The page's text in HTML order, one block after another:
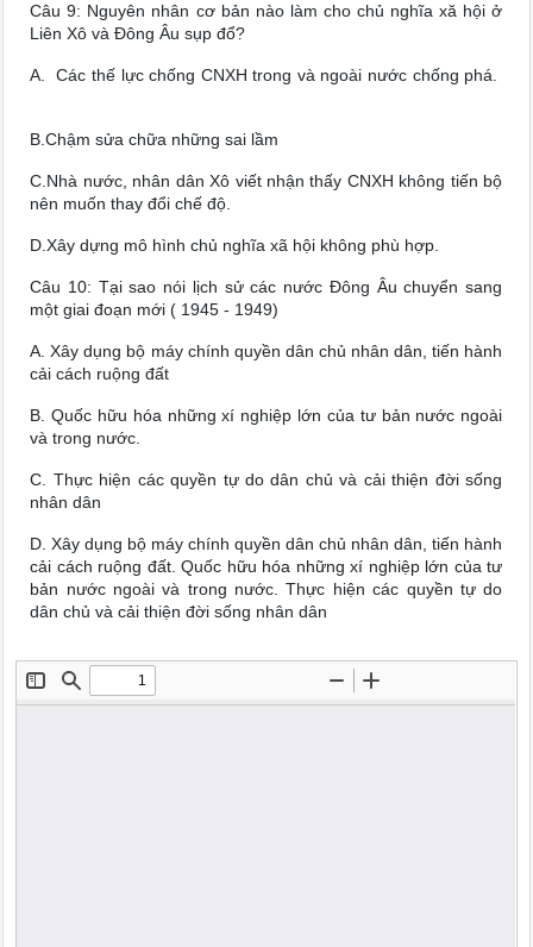
Câu 9: Nguyên nhân cơ bản nào làm cho chủ nghĩa xă hội ở
Liên Xô và Đông Âu sụp đổ?
A. Các thế lực chống CNXH trong và ngoài nước chống phá.
B.Chậm sửa chữa những sai lầm
C.Nhà nước, nhân dân Xô viết nhận thấy CNXH không tiến bộ
nên muốn thay đổi chế độ.
D.Xây dựng mô hình chủ nghĩa xã hội không phù hợp.
Câu 10: Tại sao nói lịch sử các nước Đông Âu chuyển sang
một giai đoạn mới ( 1945 - 1949)
A. Xây dụng bộ máy chính quyền dân chủ nhân dân, tiến hành
cải cách ruộng đất
B. Quốc hữu hóa những xí nghiệp lớn của tư bản nước ngoài
và trong nước.
C. Thực hiện các quyền tự do dân chủ và cải thiện đời sống
nhân dân
D. Xây dụng bộ máy chính quyền dân chủ nhân dân, tiến hành
cải cách ruộng đất. Quốc hữu hóa những xí nghiệp lớn của tư
bản nước ngoài và trong nước. Thực hiện các quyền tự do
dân chủ và cải thiện đời sống nhân dân